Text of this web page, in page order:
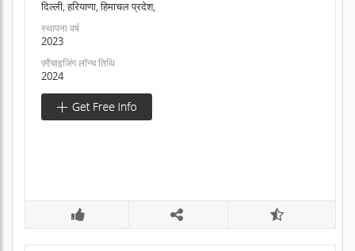
दिल्ली, हरियाणा, हिमाचल प्रदेश,
स्थापना वर्ष
2023
फ़्रैंचाइजिंग लॉन्च तिथि
2024